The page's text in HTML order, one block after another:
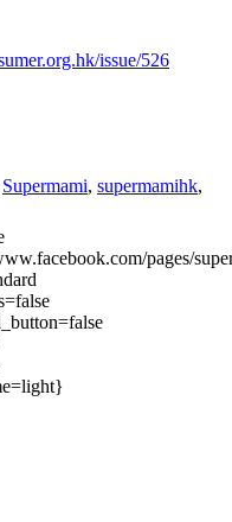
issue/526
Supermami, supermamihk,
pages/